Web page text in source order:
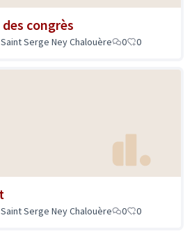
congrès
Serge Ney Chalouère 0 0
Serge Ney Chalouère 0 0